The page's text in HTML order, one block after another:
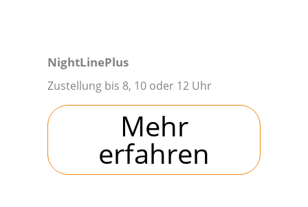
NightLinePlus
Zustellung bis 8, 10 oder 12 Uhr
Mehr
erfahren